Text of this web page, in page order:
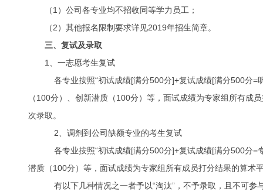
（1）公司各专业均不招收同等学力员工；
（2）其他报名限制要求详见2019年招生简章。
三、复试及录取
1、一志愿考生复试
各专业按照“初试成绩[满分500分]+复试成绩[满分500分=
（100分）、创新潜质（100分）等，面试成绩为专家组所有成
次录取。
2、调剂到公司缺额专业的考生复试
各专业按照“初试成绩[满分500分]+复试成绩[满分500分=
潜质（100分）等，面试成绩为专家组所有成员打分结果的算术
有以下几种情况之一者予以“淘汰”，不予录取，且不可参